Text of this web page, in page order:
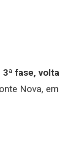
fase, volta
Nova, em